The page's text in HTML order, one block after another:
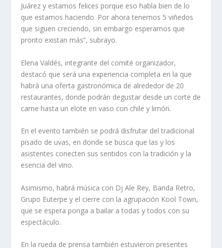
Juárez y estamos felices porque eso habla bien de lo
que estamos haciendo. Por ahora tenemos 5 viñedos
que siguen creciendo, sin embargo esperamos que
pronto existan más”, subrayo.
Elena Valdés, integrante del comité organizador,
destacó que será una experiencia completa en la que
habrá una oferta gastronómica de alrededor de 20
restaurantes, donde podrán degustar desde un corte de
carne hasta un elote en vaso con chile y limón.
En el evento también se podrá disfrutar del tradicional
pisado de uvas, en donde se busca que las y los
asistentes conecten sus sentidos con la tradición y la
esencia del vino.
Asimismo, habrá música con Dj Ale Rey, Banda Retro,
Grupo Euterpe y el cierre con la agrupación Kool Town,
que se espera ponga a bailar a todas y todos con su
espectáculo.
En la rueda de prensa también estuvieron presentes